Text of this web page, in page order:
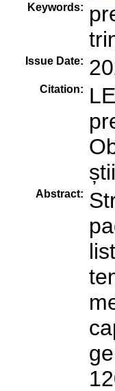
Keywords:
Issue Date:
Citation:
Abstract: